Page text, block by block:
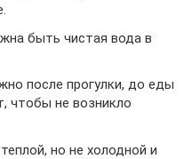
быть чистая вода в
после прогулки, до еды
чтобы не возникло
но не холодной и